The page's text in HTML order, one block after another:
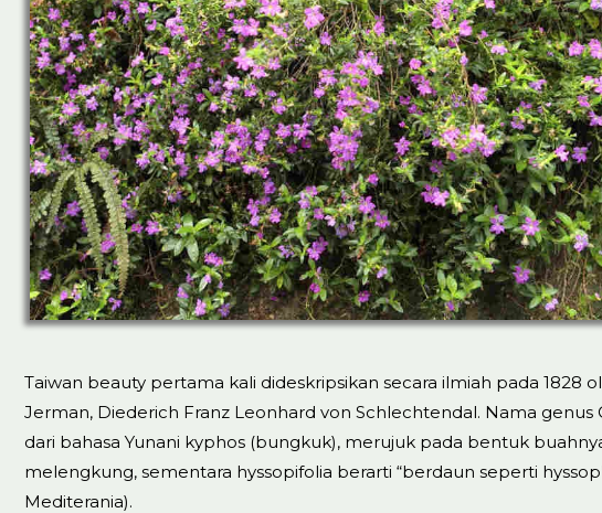
Taiwan beauty pertama kali dideskripsikan secara ilmiah pada 1828
Jerman, Diederich Franz Leonhard von Schlechtendal. Nama genus
dari bahasa Yunani kyphos (bungkuk), merujuk pada bentuk
melengkung, sementara hyssopifolia berarti “berdaun seperti
Mediterania).